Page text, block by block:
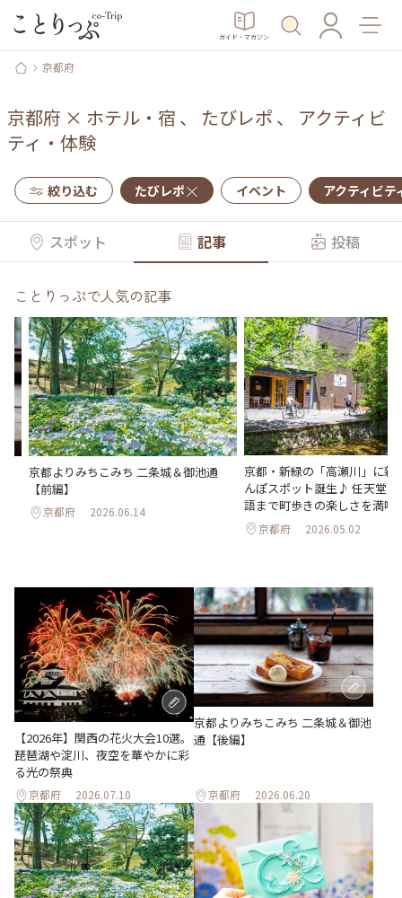
ガイド・マガジン
京都府
京都府 × ホテル・宿 、 たびレポ 、 アクティビ
ティ・体験
絞り込む たびレポ イベント アクティビテ
スポット 記事 投稿
ことりっぷで人気の記事
京都よりみちこみち 二条城＆御池通
【前編】
京都府 2026.06.14
京都・新緑の「高瀬川」に新
んぽスポット誕生♪ 任天堂か
語まで町歩きの楽しさを満喫
京都府 2026.05.02
【2026年】関西の花火大会10選。
琵琶湖や淀川、夜空を華やかに彩
る光の祭典
京都府 2026.07.10
京都よりみちこみち 二条城＆御池
通【後編】
京都府 2026.06.20